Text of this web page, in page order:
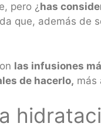
pero ¿ has
que, además
las infusiones
de hacerlo, más